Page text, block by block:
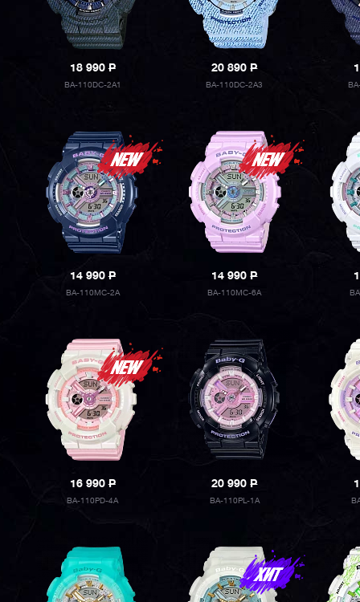
18 990P
BA-110DC-2A1
20 890P
BA-110DC-2A3
14 990P
BA-110MC-2A
14 990P
BA-110MC-6A
16 990P
BA-110PD-4A
20 990P
BA-110PL-1A